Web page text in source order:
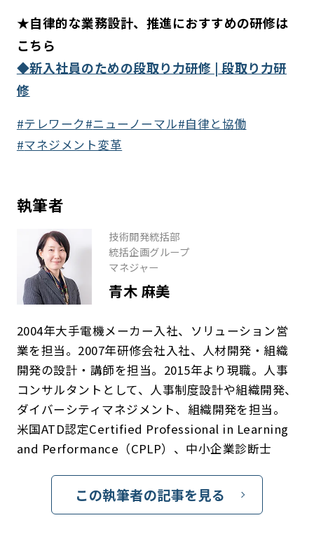
★自律的な業務設計、推進におすすめの研修は
こちら
◆新入社員のための段取り力研修 | 段取り力研
修
テレワーク ニューノーマル 自律と協働
マネジメント変革
執筆者
技術開発統括部
統括企画グループ
マネジャー
青木 麻美
2004年大手電機メーカー入社、ソリューション営
業を担当。2007年研修会社入社、人材開発・組織
開発の設計・講師を担当。2015年より現職。人事
コンサルタントとして、人事制度設計や組織開発、
ダイバーシティマネジメント、組織開発を担当。
米国ATD認定Certified Professional in Learning
and Performance（CPLP）、中小企業診断士
この執筆者の記事を見る